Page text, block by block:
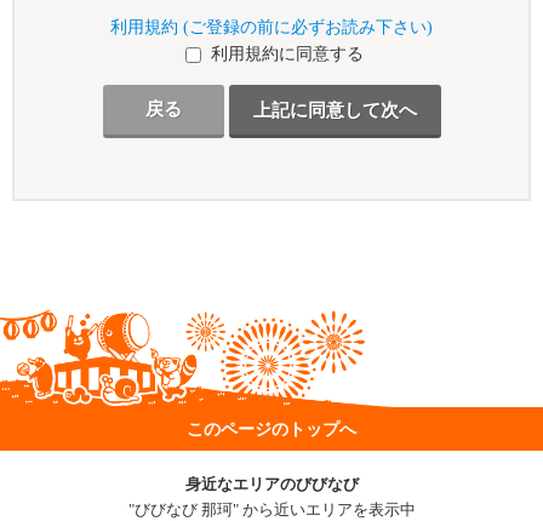
利用規約 (ご登録の前に必ずお読み下さい)
利用規約に同意する
戻る
このページのトップへ
身近なエリアのびびなび
"びびなび 那珂" から近いエリアを表示中